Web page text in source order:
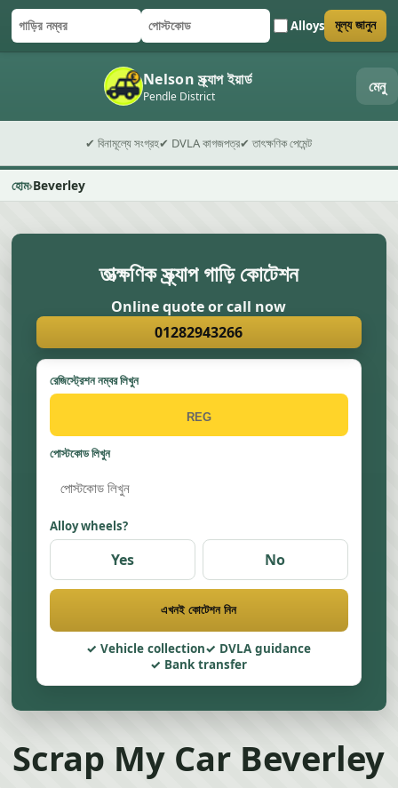
গাড়ির নম্বর
পোস্টকোড Alloys
ফর্ম জমা দিন মূল্য জানুন
Nelson স্ক্র্যাপ ইয়ার্ড
Pendle District মেনু
✔ বিনামূল্যে সংগ্রহ✔ DVLA কাগজপত্র✔ তাৎক্ষণিক পেমেন্ট
হোম Beverley
তাত্ক্ষণিক স্ক্র্যাপ গাড়ি কোটেশন
Online quote or call now
01282943266
রেজিস্ট্রেশন নম্বর লিখুন
পোস্টকোড লিখুন
Alloy wheels?
Yes No
এখনই কোটেশন নিন
Vehicle collection
DVLA guidance
Bank transfer
Scrap My Car Beverley